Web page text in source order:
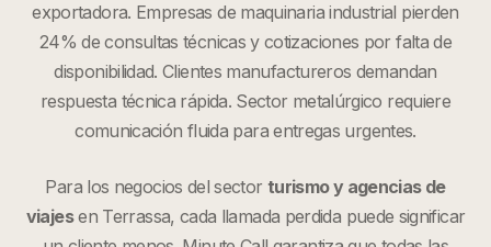
exportadora. Empresas de maquinaria industrial pierden
24% de consultas técnicas y cotizaciones por falta de
disponibilidad. Clientes manufactureros demandan
respuesta técnica rápida. Sector metalúrgico requiere
comunicación fluida para entregas urgentes.
Para los negocios del sector turismo y agencias de
viajesen Terrassa, cada llamada perdida puede significar